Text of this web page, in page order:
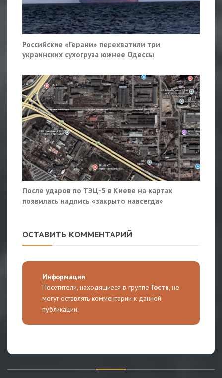
Российские «Герани» перехватили три
украинских сухогруза южнее Одессы
После ударов по ТЭЦ-5 в Киеве на картах
появилась надпись «закрыто навсегда»
ОСТАВИТЬ КОММЕНТАРИЙ
Информация
Посетители, находящиеся в группе Гости, не
могут оставлять комментарии к данной
публикации.